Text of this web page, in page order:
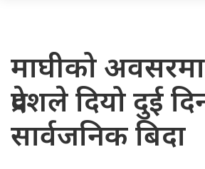
माघीको
प्रदेशले दियो दुई
सार्वजनिक बिदा